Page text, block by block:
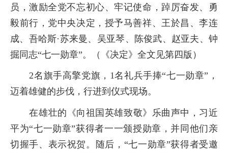
员，激励全党不忘初心、牢记使命，踔厉奋发、勇
毅前行，党中央决定，授予马善祥、王於昌、李连
成、吾哈斯·苏来曼、吴亚琴、陈俊武、赵亚夫、钟
掘同志“七一勋章”。（《决定》全文见第四版）
2名旗手高擎党旗， 1名礼兵手捧“七一勋章”，
迈着雄健的步伐，行进到仪式现场。
在雄壮的《向祖国英雄致敬》乐曲声中，习近
平为“七一勋章”获得者一一颁授勋章，并同他们亲
切握手、表示祝贺。随后，“七一勋章”获得者受邀